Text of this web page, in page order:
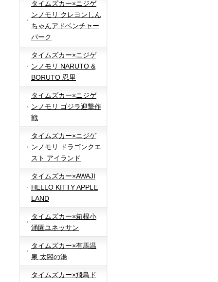
タイムズカー×ニジゲ
ンノモリ クレヨンしん
ちゃんアドベンチャー
パーク
タイムズカー×ニジゲ
ンノモリ NARUTO &
BORUTO 忍里
タイムズカー×ニジゲ
ンノモリ ゴジラ迎撃作
戦
タイムズカー×ニジゲ
ンノモリ ドラゴンクエ
スト アイランド
タイムズカー×AWAJI
HELLO KITTY APPLE
LAND
タイムズカー×箱根小
涌園ユネッサン
タイムズカー×有馬温
泉 太閤の湯
タイムズカー×飛鳥ド